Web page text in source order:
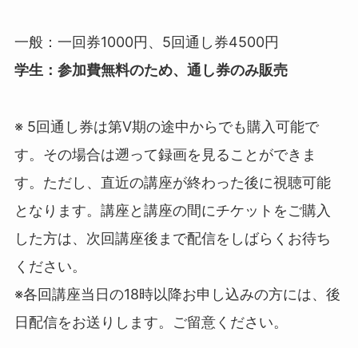
一般：一回券1000円、5回通し券4500円
学生：参加費無料のため、通し券のみ販売
※ 5回通し券は第Ⅴ期の途中からでも購入可能で
す。その場合は遡って録画を見ることができま
す。ただし、直近の講座が終わった後に視聴可能
となります。講座と講座の間にチケットをご購入
した方は、次回講座後まで配信をしばらくお待ち
ください。
※各回講座当日の18時以降お申し込みの方には、後
日配信をお送りします。ご留意ください。